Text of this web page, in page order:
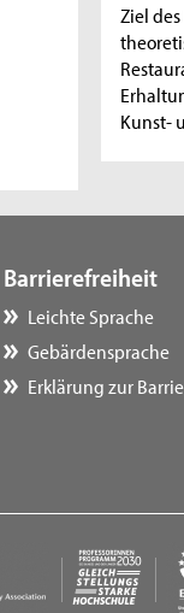
Ziel
Kunst-
Barrierefreiheit
Leichte Sprache
Gebärdensprache
Erklärung zur